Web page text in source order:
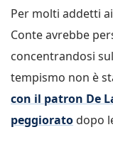
Per molti addetti
Conte avrebbe
concentrandosi
tempismo non è
con il patron De
peggiorato dopo